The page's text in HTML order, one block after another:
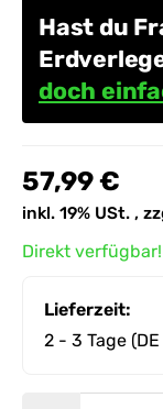
Hast du
doch
57,99 €
inkl. 19% USt. ,
Direkt verfügbar!
Lieferzeit:
2 - 3 Tage